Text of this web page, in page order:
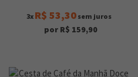
3x R$ 53,30 sem juros
por R$ 159,90